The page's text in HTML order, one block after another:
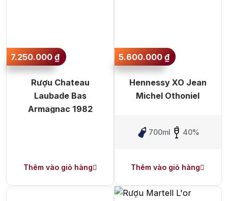
Blended Scotch Whisky
Single Malt Scotch Whisky
Chivas
Singleton
7.250.000₫
Rượu Chateau
Laubade Bas
Armagnac 1982
Thêm vào giỏ hàng
5.600.000₫
Hennessy XO Jean
Michel Othoniel
700ml 40%
Thêm vào giỏ hàng